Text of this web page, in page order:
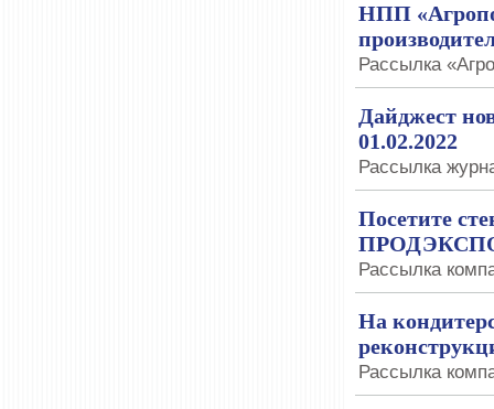
НПП
Рассылка
Дайджест
01.02.2022
Рассылка
Посетите
Рассылка
На
Рассылка